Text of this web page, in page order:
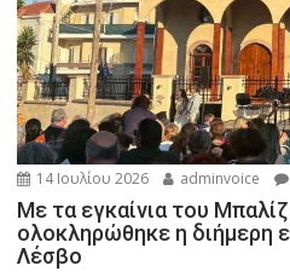
14 Ιουλίου 2026 adminvoice
Με τα εγκαίνια του
ολοκληρώθηκε η διήμερη
Λέσβο